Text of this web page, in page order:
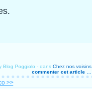
Blog Poggiolo - dans Chez nos voisins
commenter cet article
>>